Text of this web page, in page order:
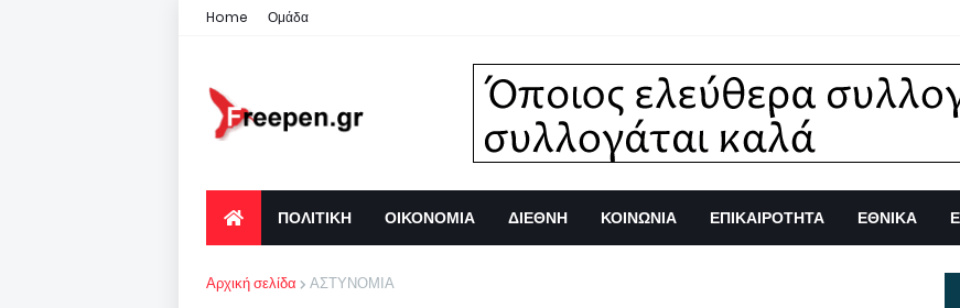
Home Ομάδα
ΠΟΛΙΤΙΚΗ ΟΙΚΟΝΟΜΙΑ ΔΙΕΘΝΗ ΚΟΙΝΩΝΙΑ ΕΠΙΚΑΙΡΟΤΗΤΑ ΕΘΝΙΚΑ
Αρχική σελίδα ΑΣΤΥΝΟΜΙΑ